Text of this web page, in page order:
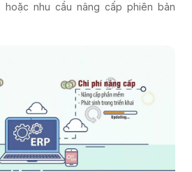
hoặc nhu cầu nâng cấp phiên bản